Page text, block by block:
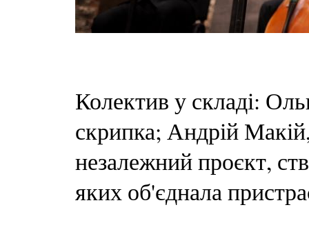
Колектив у складі:
скрипка; Андрій
незалежний проєкт,
яких об'єднала